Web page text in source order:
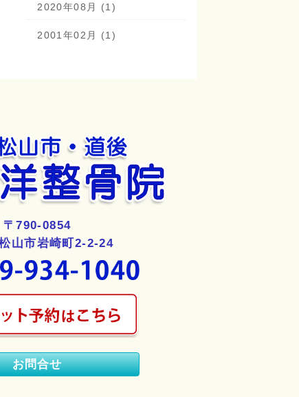
2020年08月 (1)
2001年02月 (1)
〒790-0854
山市岩崎町2-2-24
お問合せ